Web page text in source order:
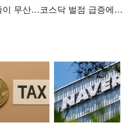
이 무산…코스닥 벌점 급증에